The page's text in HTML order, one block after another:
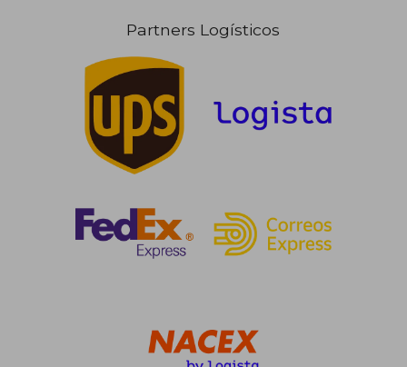
Partners Logísticos